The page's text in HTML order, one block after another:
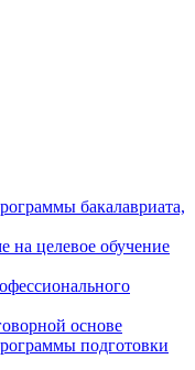
бакалавриата,
целевое обучение
основе
подготовки